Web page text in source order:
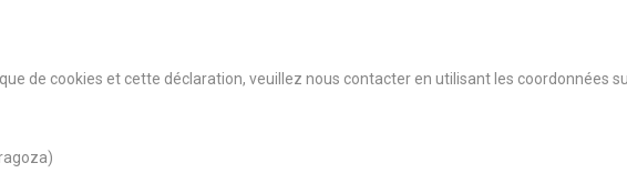
de cookies et cette déclaration, veuillez nous contacter en utilisant les coordonnées